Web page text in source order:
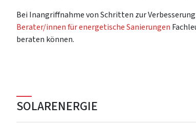
Bei Inangriffnahme von Schritten zur
Berater/innen für energetische Sanierungen
beraten können.
SOLARENERGIE